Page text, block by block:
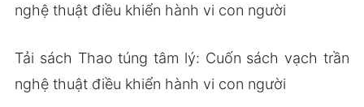
nghệ thuật điều khiển hành vi con người
Tải sách Thao túng tâm lý: Cuốn sách vạch trần
nghệ thuật điều khiển hành vi con người